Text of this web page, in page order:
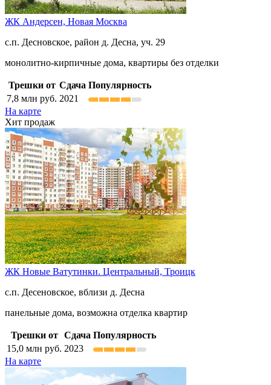
ЖК Андерсен, Новая Москва
с.п. Десновское, район д. Десна, уч. 29
монолитно-кирпичные дома, квартиры без отделки
Трешки от Сдача Популярность
7,8 млн руб. 2021
На карте
Хит продаж
ЖК Новые Ватутинки. Центральный, Троицк
с.п. Десеновское, вблизи д. Десна
панельные дома, возможна отделка квартир
Трешки от Сдача Популярность
15,0 млн руб. 2023
На карте